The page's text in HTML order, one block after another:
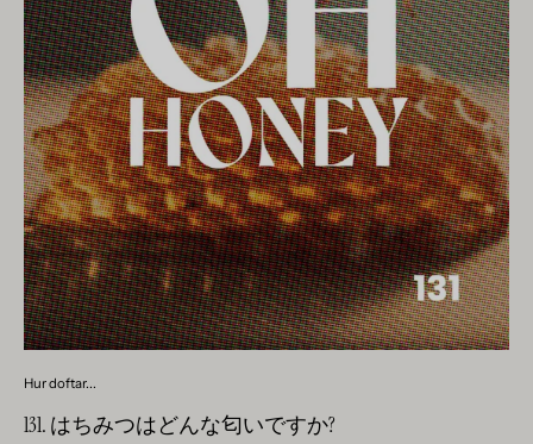
促進する優れたオイルです。アロマディフューザーに使用し
たり、マッサージ用のベースオイルと混ぜてリラックスと活
力を与える体験を作り出すことができます。 4. スキンケア:
シスタス オイルには抗酸化作用もあるので、スキンケアに使
用すると、透明で輝く肌を促進できます。フェイスオイル、
クリーム、セラムなどのスキンケア製品に添加すると、フリ
ーラジカルから皮膚を保護し、細胞の再生を促進します。シ
スタスの使用方法に関係なく、その独特の香りプロファイル
と治療効果は、穏やかで調和のとれた幸福の雰囲気を作り出
すのに役立ちます。記事の次のセクションでは、シスタスか
らポジティブな影響を受ける方法について詳しく説明しま
す。 これがシスタスの影響を受ける方法です リラクゼーシ
ョンと平穏を促進する：シスタスは私たちの感覚を落ち着か
す。温かみのあるバルサミコの香りは、落ち着きと調和の感
覚を生み出すことができ、リラクゼーションや瞑想に最適な
取られます。これらの摘みたての花は、新鮮な状態で豊富な
ネロリオイルから直接抽出する必要があります。 ネロリ オ
イルには豊かな歴史があり、アロマセラピーや香水産業で長
い間使用されてきました。ネロリオイルの使用は古くからあ
り、世界中のさまざまな文化で説明されています。もともと
ルネッサンス時代にヨーロッパに紹介されたネロリ オイル
は、その魅惑的な香りとさまざまな用途により、すぐに人気
が高まりました。 イタリア、特にプロヴァンス地方のグラー
ス市は、世界有数のネロリオイルの生産地として知られてい
ます。土壌、気候、専門技術のユニークな組み合わせによ
り、シトラス・オーランティウムの花は成長し、優れた品質
と香りのオイルを生産することができます。 その有益な特性
は、リラクゼーションや平穏の促進から、心を高揚させ、気
分を改善するまで多岐にわたります。記事の次の部分では、
う。 ネロリは何に使われますか？ ネロリは、主に香り付き
Hur doftar...
131. はちみつはどんな匂いですか?